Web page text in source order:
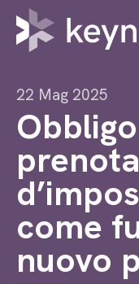
22 Mag 2025
come
nuovo